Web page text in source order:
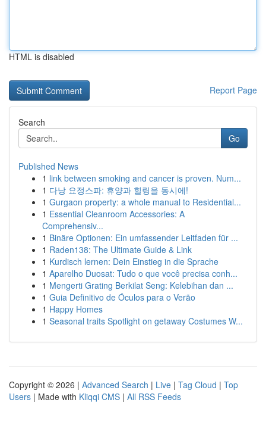
HTML is disabled
Report Page
Search
Go
Published News
1 link between smoking and cancer is proven. Num...
1 다낭 요정스파: 휴양과 힐링을 동시에!
1 Gurgaon property: a whole manual to Residential...
1 Essential Cleanroom Accessories: A
Comprehensiv...
1 Binäre Optionen: Ein umfassender Leitfaden für ...
1 Raden138: The Ultimate Guide & Link
1 Kurdisch lernen: Dein Einstieg in die Sprache
1 Aparelho Duosat: Tudo o que você precisa conh...
1 Mengerti Grating Berkilat Seng: Kelebihan dan ...
1 Guia Definitivo de Óculos para o Verão
1 Happy Homes
1 Seasonal traits Spotlight on getaway Costumes W...
Copyright © 2026 | Advanced Search | Live | Tag Cloud | Top
Users | Made with Kliqqi CMS | All RSS Feeds